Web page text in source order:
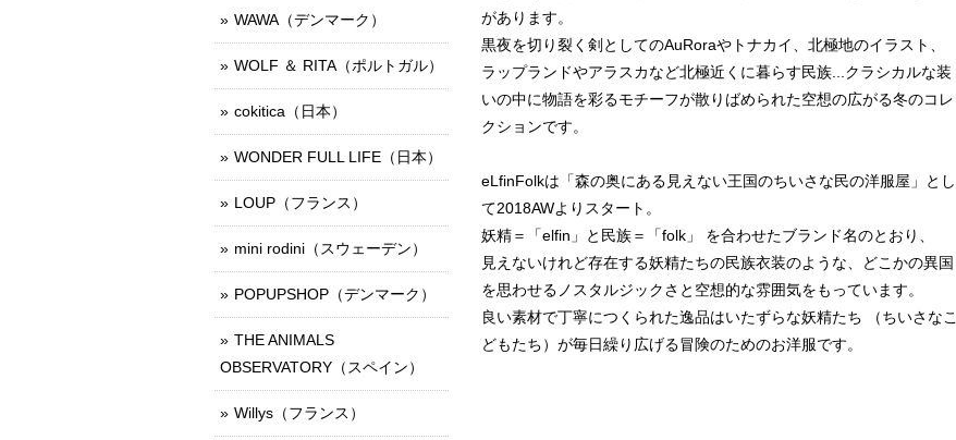
があります。
黒夜を切り裂く剣としてのAuRoraやトナカイ、北極地のイラスト、
ラップランドやアラスカなど北極近くに暮らす民族...クラシカルな装
いの中に物語を彩るモチーフが散りばめられた空想の広がる冬のコレ
クションです。
eLfinFolkは「森の奥にある見えない王国のちいさな民の洋服屋」とし
て2018AWよりスタート。
妖精＝「elfin」と民族＝「folk」 を合わせたブランド名のとおり、
見えないけれど存在する妖精たちの民族衣装のような、どこかの異国
を思わせるノスタルジックさと空想的な雰囲気をもっています。
良い素材で丁寧につくられた逸品はいたずらな妖精たち （ちいさなこ
どもたち）が毎日繰り広げる冒険のためのお洋服です。
WAWA（デンマーク）
WOLF ＆ RITA（ポルトガル）
cokitica（日本）
WONDER FULL LIFE（日本）
LOUP（フランス）
mini rodini（スウェーデン）
POPUPSHOP（デンマーク）
THE ANIMALS
OBSERVATORY（スペイン）
Willys（フランス）